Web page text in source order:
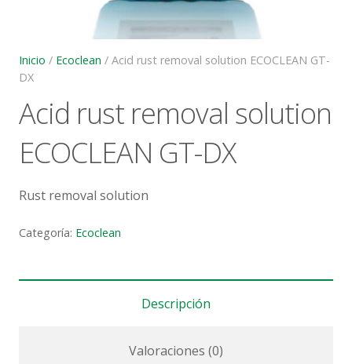
Inicio / Ecoclean / Acid rust removal solution ECOCLEAN GT-
DX
Acid rust removal solution
ECOCLEAN GT-DX
Rust removal solution
Categoría: Ecoclean
Descripción
Valoraciones (0)